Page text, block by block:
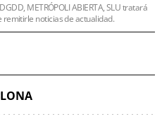
METRÓPOLI ABIERTA, SLU tratará
remitirle noticias de actualidad.